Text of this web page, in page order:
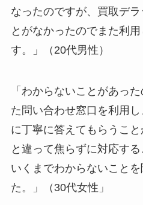
なったのですが、買取デ
とがなかったのでまた利
す。」（20代男性）
「わからないことがあっ
た問い合わせ窓口を利用
に丁寧に答えてもらうこ
と違って焦らずに対応す
いくまでわからないこと
た。」（30代女性」